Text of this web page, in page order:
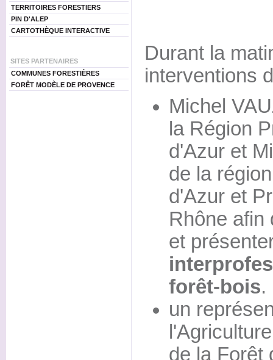
TERRITOIRES FORESTIERS
PIN D'ALEP
CARTOTHÈQUE INTERACTIVE
SITES PARTENAIRES
COMMUNES FORESTIÈRES
FORÊT MODÈLE DE PROVENCE
Durant la
interventions
Michel
la Région
d'Azur et
de la
d'Azur et
Rhône afin
et
forêt-bois.
un
de la Forêt